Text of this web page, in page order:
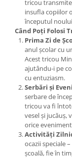
tricou
insufla copiilor
începutul
Când Poți Folosi
Prima Zi de
anul școlar cu
Acest tricou
ajutându-i pe
cu entuziasm.
Serbări și
serbare de
tricou va fi
vesel și jucăuș,
orice
Activități
ocazii speciale
școală, fie în